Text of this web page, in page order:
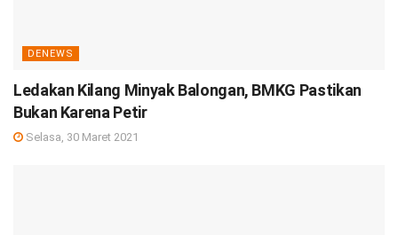
DENEWS
Ledakan Kilang Minyak Balongan, BMKG Pastikan
Bukan Karena Petir
Selasa, 30 Maret 2021